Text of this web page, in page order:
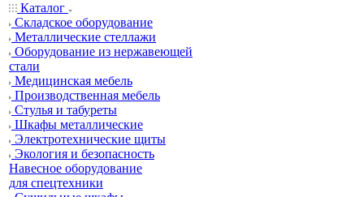
Каталог
Складское оборудование
Металлические стеллажи
Оборудование из нержавеющей
стали
Медицинская мебель
Производственная мебель
Стулья и табуреты
Шкафы металлические
Электротехнические щиты
Экология и безопасность
Навесное оборудование
для спецтехники